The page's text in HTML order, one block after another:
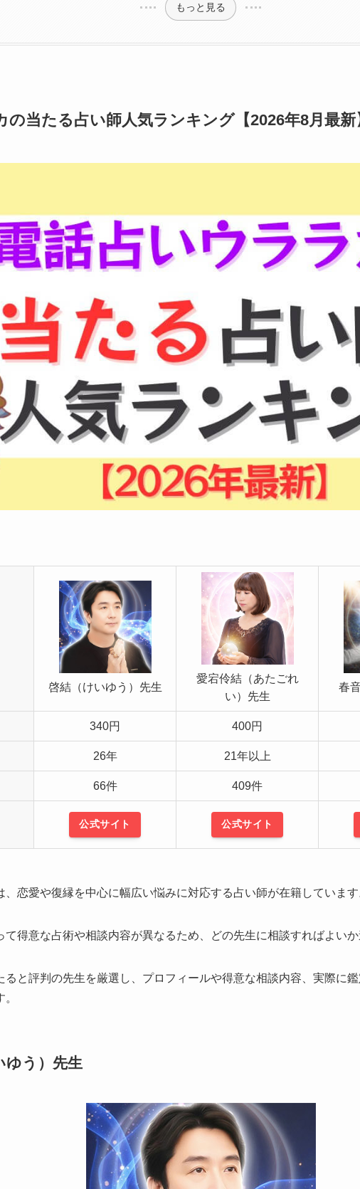
もっと見る
の当たる占い師人気ランキング【2026年8月最新
啓結（けいゆう）先生
愛宕伶結（あたごれ
い）先生
春
340円 400円
26年 21年以上
66件 409件
公式サイト 公式サイト
、恋愛や復縁を中心に幅広い悩みに対応する占い師が在籍していま
て得意な占術や相談内容が異なるため、どの先生に相談すればよい
ると評判の先生を厳選し、プロフィールや得意な相談内容、実際に
ゆう）先生